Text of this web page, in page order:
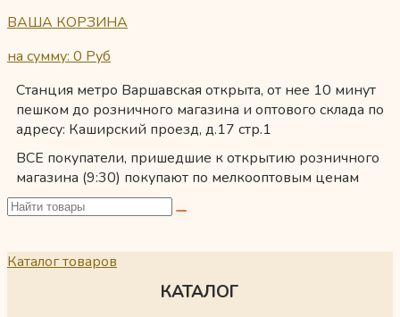
ВАША КОРЗИНА
на сумму: 0 Руб
Станция метро Варшавская открыта, от нее 10 минут
пешком до розничного магазина и оптового склада по
адресу: Каширский проезд, д.17 стр.1
ВСЕ покупатели, пришедшие к открытию розничного
магазина (9:30) покупают по мелкооптовым ценам
Каталог товаров
КАТАЛОГ